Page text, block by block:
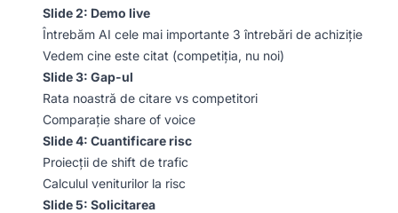
Slide 2: Demo live
Întrebăm AI cele mai importante 3 întrebări de achiziție
Vedem cine este citat (competiția, nu noi)
Slide 3: Gap-ul
Rata noastră de citare vs competitori
Comparație share of voice
Slide 4: Cuantificare risc
Proiecții de shift de trafic
Calculul veniturilor la risc
Slide 5: Solicitarea